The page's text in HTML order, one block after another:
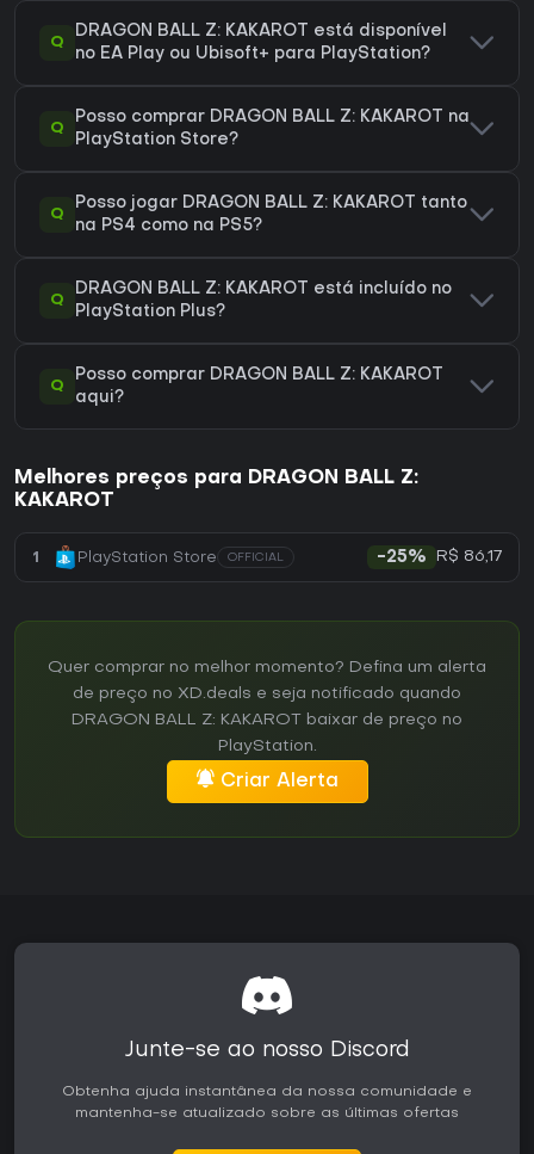
Q
DRAGON BALL Z: KAKAROT está disponível
no EA Play ou Ubisoft+ para PlayStation?
Q
Posso comprar DRAGON BALL Z: KAKAROT na
PlayStation Store?
Q
Posso jogar DRAGON BALL Z: KAKAROT tanto
na PS4 como na PS5?
Q
DRAGON BALL Z: KAKAROT está incluído no
PlayStation Plus?
Q
Posso comprar DRAGON BALL Z: KAKAROT
aqui?
Melhores preços para DRAGON BALL Z:
KAKAROT
1 PlayStation Store OFFICIAL -25% R$ 86,17
Quer comprar no melhor momento? Defina um alerta
de preço no XD.deals e seja notificado quando
DRAGON BALL Z: KAKAROT baixar de preço no
PlayStation.
Criar Alerta
Junte-se ao nosso Discord
Obtenha ajuda instantânea da nossa comunidade e
mantenha-se atualizado sobre as últimas ofertas